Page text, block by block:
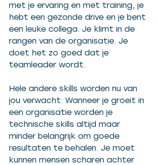
met je ervaring en met training, je
hebt een gezonde drive en je bent
een leuke collega. Je klimt in de
rangen van de organisatie. Je
doet het zo goed dat je
teamleader wordt.
Hele andere skills worden nu van
jou verwacht: Wanneer je groeit in
een organisatie worden je
technische skills altijd maar
minder belangrijk om goede
resultaten te behalen. Je moet
kunnen mensen scharen achter